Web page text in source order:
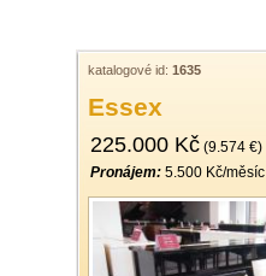
katalogové id: 1635
Essex
225.000 Kč (9.574 €)
Pronájem: 5.500 Kč/měsíc